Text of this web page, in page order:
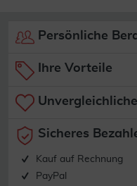
Persönliche
Ihre Vorteile
Sicheres
Kauf auf Rechnung
PayPal